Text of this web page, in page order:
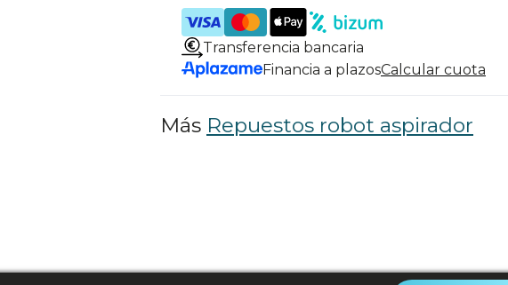
Transferencia bancaria
Financia a plazosCalcular cuota
Más Repuestos robot aspirador